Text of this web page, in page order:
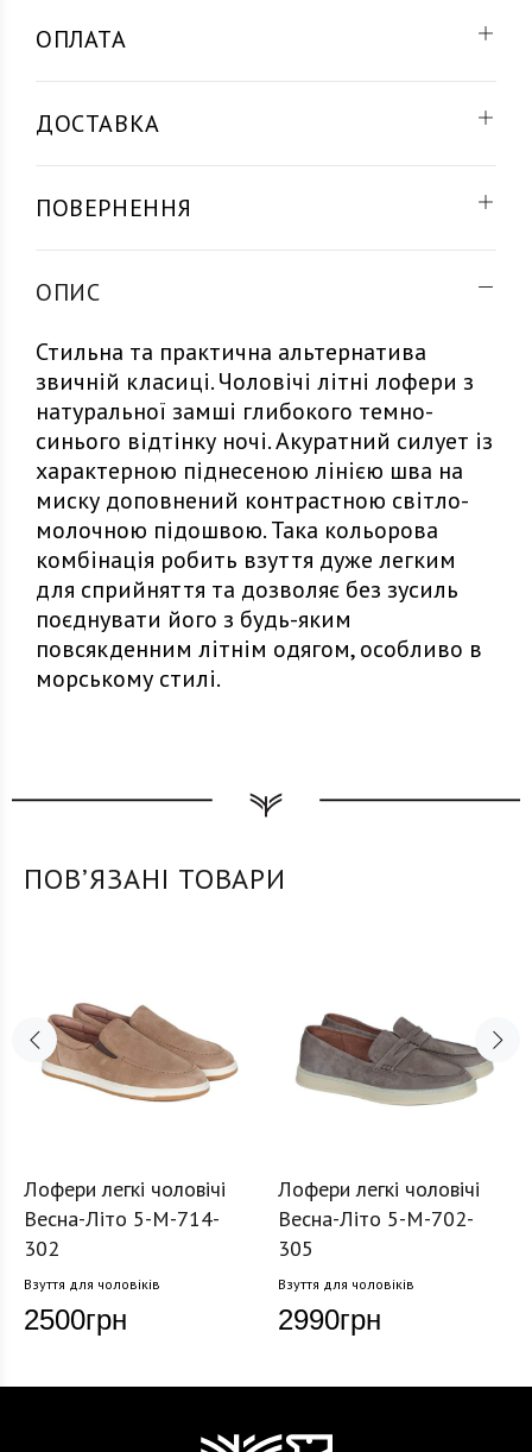
ОПЛАТА
ДОСТАВКА
ПОВЕРНЕННЯ
ОПИС
Стильна та практична альтернатива
звичній класиці. Чоловічі літні лофери з
натуральної замші глибокого темно-
синього відтінку ночі. Акуратний силует із
характерною піднесеною лінією шва на
миску доповнений контрастною світло-
молочною підошвою. Така кольорова
комбінація робить взуття дуже легким
для сприйняття та дозволяє без зусиль
поєднувати його з будь-яким
повсякденним літнім одягом, особливо в
морському стилі.
ПОВʼЯЗАНІ ТОВАРИ
Лофери легкі чоловічі
Весна-Літо 5-M-714-
302
Взуття для чоловіків
2500грн
Лофери легкі чоловічі
Весна-Літо 5-M-702-
305
Взуття для чоловіків
2990грн